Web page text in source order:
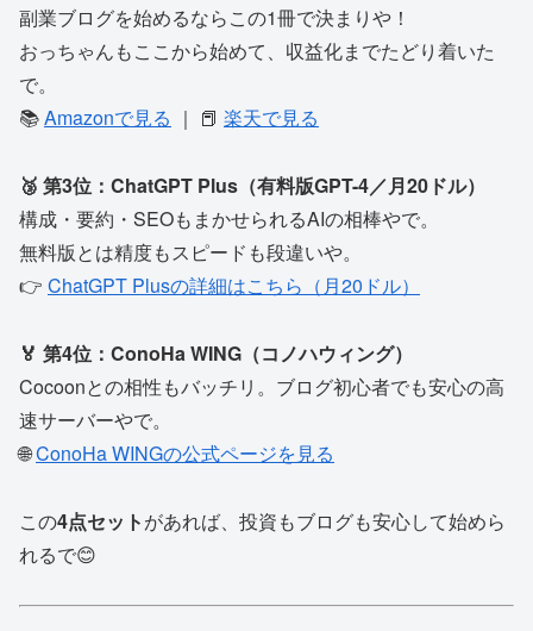
副業ブログを始めるならこの1冊で決まりや！
おっちゃんもここから始めて、収益化までたどり着いた
で。
📚Amazonで見る ｜ 📕 楽天で見る
🥉 第3位：ChatGPT Plus（有料版GPT-4／月20ドル）
構成・要約・SEOもまかせられるAIの相棒やで。
無料版とは精度もスピードも段違いや。
👉 ChatGPT Plusの詳細はこちら（月20ドル）
🏅 第4位：ConoHa WING（コノハウィング）
Cocoonとの相性もバッチリ。ブログ初心者でも安心の高
速サーバーやで。
🌐ConoHa WINGの公式ページを見る
この4点セットがあれば、投資もブログも安心して始めら
れるで😊